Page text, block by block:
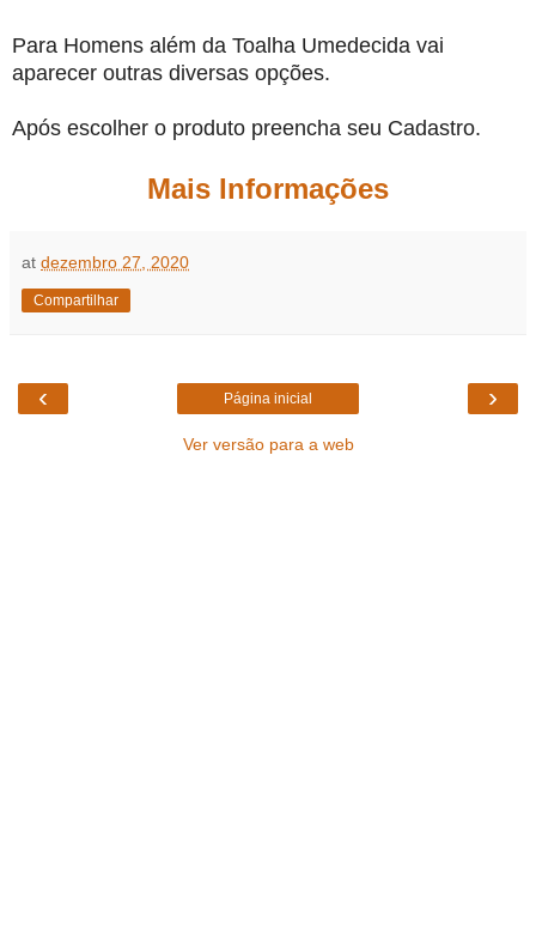
Para Homens além da Toalha Umedecida vai
aparecer outras diversas opções.
Após escolher o produto preencha seu Cadastro.
Mais Informações
at dezembro 27, 2020
Compartilhar
‹ ›
Página inicial
Ver versão para a web